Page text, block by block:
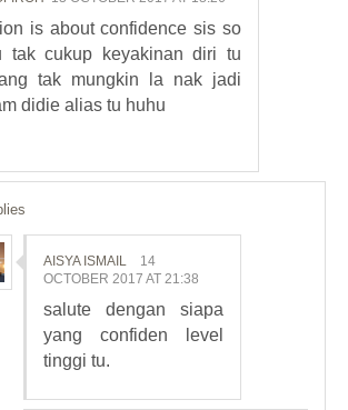
is about confidence sis so
tak cukup keyakinan diri tu
tak mungkin la nak jadi
didie alias tu huhu
AISYA ISMAIL
14
OCTOBER 2017 AT 21:38
salute dengan siapa
yang confiden level
tinggi tu.